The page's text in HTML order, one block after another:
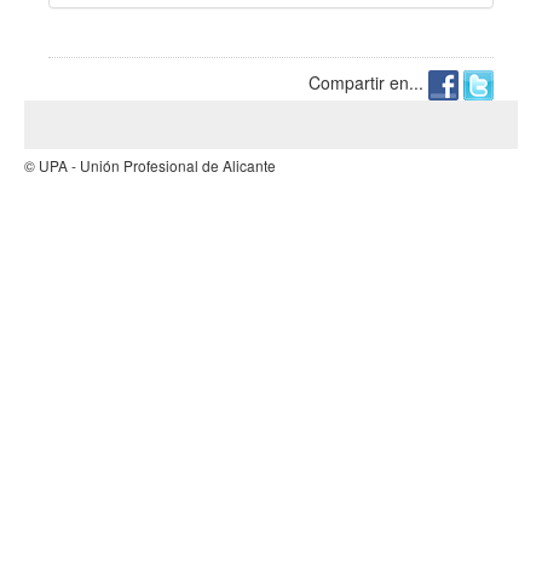
Compartir en...
© UPA - Unión Profesional de Alicante